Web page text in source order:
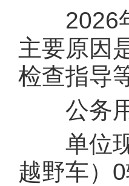
2026年
主要原因
检查指导
公务用
单位现
越野车）